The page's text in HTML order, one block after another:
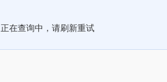
正在查询中，请刷新重试